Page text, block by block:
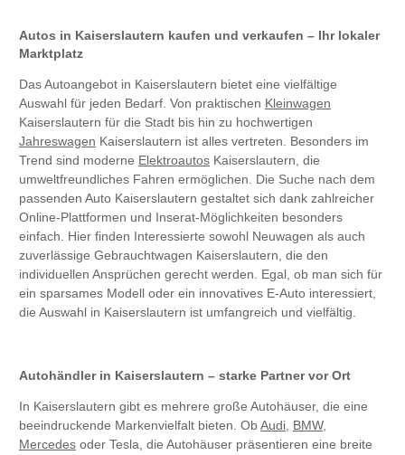
Autos in Kaiserslautern kaufen und verkaufen – Ihr lokaler
Marktplatz
Das Autoangebot in Kaiserslautern bietet eine vielfältige
Auswahl für jeden Bedarf. Von praktischen Kleinwagen
Kaiserslautern für die Stadt bis hin zu hochwertigen
Jahreswagen Kaiserslautern ist alles vertreten. Besonders im
Trend sind moderne Elektroautos Kaiserslautern, die
umweltfreundliches Fahren ermöglichen. Die Suche nach dem
passenden Auto Kaiserslautern gestaltet sich dank zahlreicher
Online-Plattformen und Inserat-Möglichkeiten besonders
einfach. Hier finden Interessierte sowohl Neuwagen als auch
zuverlässige Gebrauchtwagen Kaiserslautern, die den
individuellen Ansprüchen gerecht werden. Egal, ob man sich für
ein sparsames Modell oder ein innovatives E-Auto interessiert,
die Auswahl in Kaiserslautern ist umfangreich und vielfältig.
Autohändler in Kaiserslautern – starke Partner vor Ort
In Kaiserslautern gibt es mehrere große Autohäuser, die eine
beeindruckende Markenvielfalt bieten. ObAudi, BMW,
Mercedes oder Tesla, die Autohäuser präsentieren eine breite